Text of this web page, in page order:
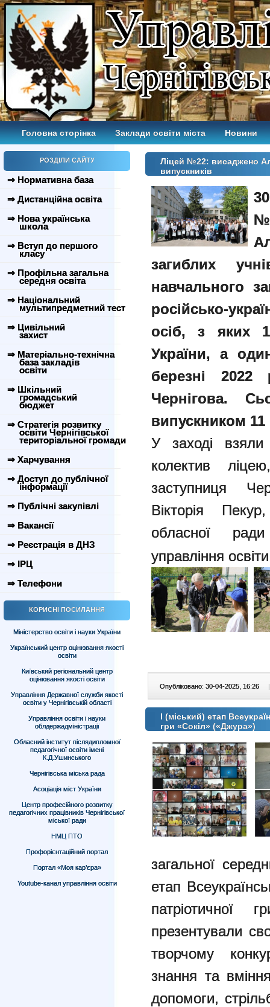
Головна сторінка Заклади освіти міста Новини
РОЗДІЛИ САЙТУ
⇒ Нормативна база
⇒ Дистанційна освіта
⇒ Нова українська
школа
⇒ Вступ до першого
класу
⇒ Профільна загальна
середня освіта
⇒ Національний
мультипредметний тест
⇒ Цивільний
захист
⇒ Матеріально-технічна
база закладів
освіти
⇒ Шкільний
громадський
бюджет
⇒ Стратегія розвитку
освіти Чернігівської
територіальної громади
⇒ Харчування
⇒ Доступ до публічної
інформації
⇒ Публічні закупівлі
⇒ Вакансії
⇒ Реєстрація в ДНЗ
⇒ ІРЦ
⇒ Телефони
КОРИСНІ ПОСИЛАННЯ
Міністерство освіти і науки України
Український центр оцінювання якості
освіти
Київський регіональний центр
оцінювання якості освіти
Управління Державної служби якості
освіти у Чернігівській області
Управління освіти і науки
облдержадміністрації
Обласний інститут післядипломної
педагогічної освіти імені
К.Д.Ушинського
Чернігівська міська рада
Асоціація міст України
Центр професійного розвитку
педагогічних працівників Чернігівської
міської ради
НМЦ ПТО
Профорієнтаційний портал
Портал «Моя кар’єра»
Youtube-канал управління освіти
Ліцей №22: висаджено
випускників
загиблих
навчального
російсько-
осіб, з яких
України, а
березні 2022
Чернігова.
випускником 11
У заході взяли
колектив
заступниця
Вікторія
обласної
управління
Опубліковано: 30-04-2025, 16:26 |
І (міський) етап
гри «Сокіл» («Джура»)
загальної
етап
патріотичної
презентували
творчому
знання та
допомоги,